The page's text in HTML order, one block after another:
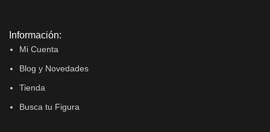
Información:
Mi Cuenta
Blog y Novedades
Tienda
Busca tu Figura